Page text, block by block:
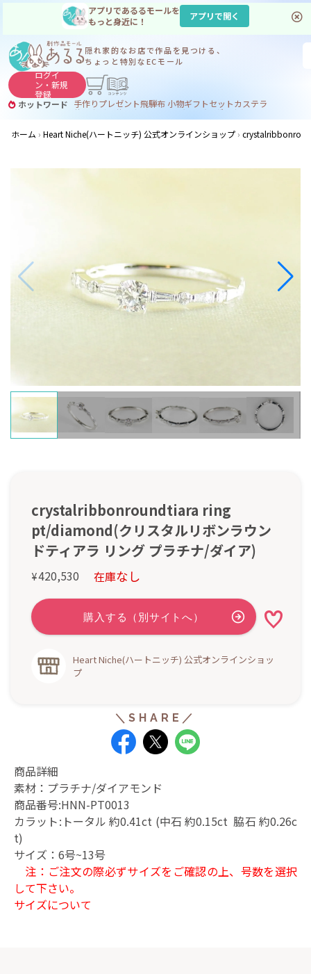
アプリであるるモールを
もっと身近に！
アプリで開く
隠れ家的なお店で作品を見つける、
ちょっと特別なECモール
ログイ
ン・新規
登録
ホットワード 手作りプレゼント飛騨布 小物ギフトセットカステラ
サヌカイト コーヒー
ジンギスカン
ホーム
Heart Niche(ハートニッチ) 公式オンラインショップ
crystalribbonroundtiara ring
pt/diamond(クリスタルリボンラウン
ドティアラ リング プラチナ/ダイア)
¥420,530 在庫なし
Heart Niche(ハートニッチ) 公式オンラインショッ
プ
商品詳細
素材：プラチナ/ダイアモンド
商品番号:HNN-PT0013
カラット:トータル 約0.41ct (中石 約0.15ct 脇石 約0.26c
t)
サイズ：6号~13号
注：ご注文の際必ずサイズをご確認の上、号数を選択
して下さい。
サイズについて